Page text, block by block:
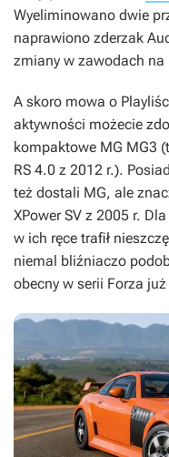
Wyeliminowano dwie
naprawiono zderzak
zmiany w zawodach
A skoro mowa o
aktywności możecie
kompaktowe MG MG3
RS 4.0 z 2012 r.).
też dostali MG, ale
XPower SV z 2005 r.
w ich ręce trafił
niemal bliźniaczo
obecny w serii Forza